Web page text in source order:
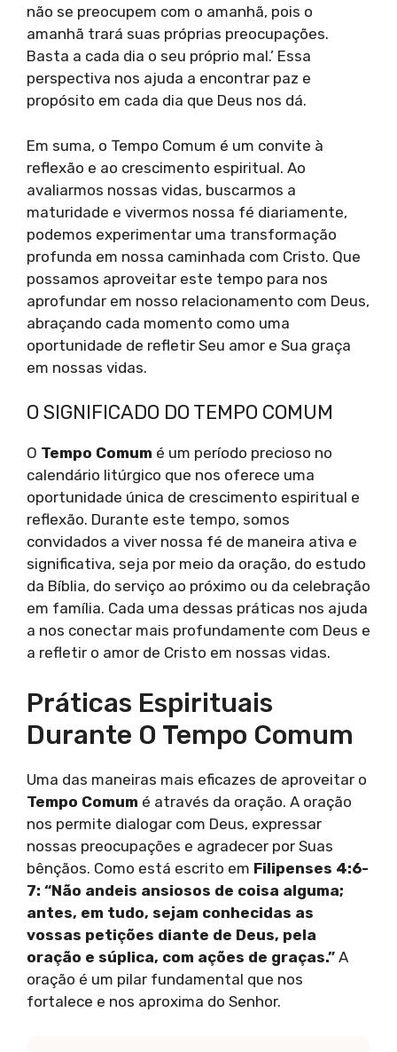
não se preocupem com o amanhã, pois o
amanhã trará suas próprias preocupações.
Basta a cada dia o seu próprio mal.’ Essa
perspectiva nos ajuda a encontrar paz e
propósito em cada dia que Deus nos dá.
Em suma, o Tempo Comum é um convite à
reflexão e ao crescimento espiritual. Ao
avaliarmos nossas vidas, buscarmos a
maturidade e vivermos nossa fé diariamente,
podemos experimentar uma transformação
profunda em nossa caminhada com Cristo. Que
possamos aproveitar este tempo para nos
aprofundar em nosso relacionamento com Deus,
abraçando cada momento como uma
oportunidade de refletir Seu amor e Sua graça
em nossas vidas.
O SIGNIFICADO DO TEMPO COMUM
O Tempo Comum é um período precioso no
calendário litúrgico que nos oferece uma
oportunidade única de crescimento espiritual e
reflexão. Durante este tempo, somos
convidados a viver nossa fé de maneira ativa e
significativa, seja por meio da oração, do estudo
da Bíblia, do serviço ao próximo ou da celebração
em família. Cada uma dessas práticas nos ajuda
a nos conectar mais profundamente com Deus e
a refletir o amor de Cristo em nossas vidas.
Práticas Espirituais
Durante O Tempo Comum
Uma das maneiras mais eficazes de aproveitar o
Tempo Comum é através da oração. A oração
nos permite dialogar com Deus, expressar
nossas preocupações e agradecer por Suas
bênçãos. Como está escrito em Filipenses 4:6-
7: “Não andeis ansiosos de coisa alguma;
antes, em tudo, sejam conhecidas as
vossas petições diante de Deus, pela
oração e súplica, com ações de graças.” A
oração é um pilar fundamental que nos
fortalece e nos aproxima do Senhor.